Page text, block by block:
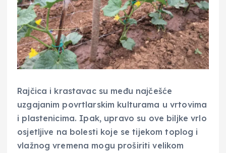
Rajčica i krastavac su među najčešće
uzgajanim povrtlarskim kulturama u vrtovima
i plastenicima. Ipak, upravo su ove biljke vrlo
osjetljive na bolesti koje se tijekom toplog i
vlažnog vremena mogu proširiti velikom